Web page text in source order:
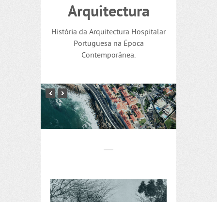
Arquitectura
História da Arquitectura Hospitalar
Portuguesa na Época
Contemporânea.